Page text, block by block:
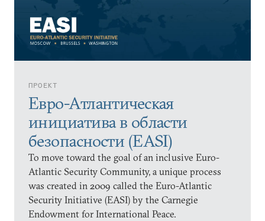
ПРОЕКТ
Евро-Атлантическая
инициатива в области
безопасности (EASI)
To move toward the goal of an inclusive Euro-
Atlantic Security Community, a unique process
was created in 2009 called the Euro-Atlantic
Security Initiative (EASI) by the Carnegie
Endowment for International Peace.